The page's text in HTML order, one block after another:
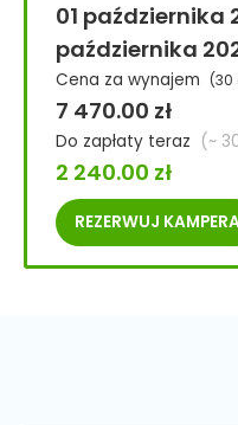
01 października
października
Cena za wynajem (30
7 470.00 zł
Do zapłaty teraz (~
2 240.00 zł
REZERWUJ